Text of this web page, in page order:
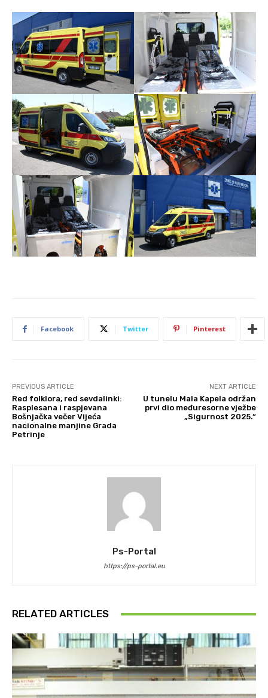
Facebook Twitter Pinterest
PREVIOUS ARTICLE
Red folklora, red sevdalinki:
Rasplesana i raspjevana
Bošnjačka večer Vijeća
nacionalne manjine Grada
Petrinje
NEXT ARTICLE
U tunelu Mala Kapela održan
prvi dio međuresorne vježbe
„Sigurnost 2025.“
Ps-Portal
https://ps-portal.eu
RELATED ARTICLES